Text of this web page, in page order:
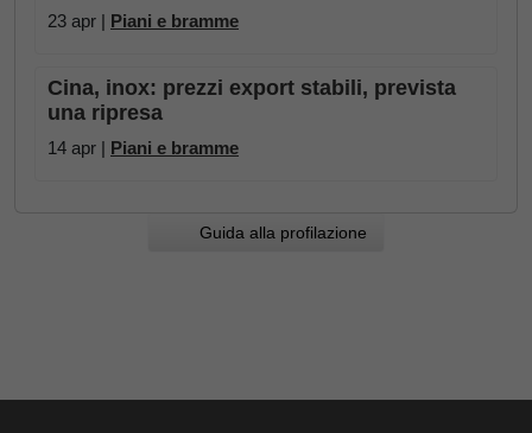
23 apr | Piani e bramme
Cina, inox: prezzi export stabili, prevista
una ripresa
14 apr | Piani e bramme
Guida alla profilazione